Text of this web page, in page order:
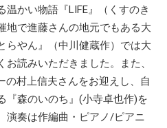
かい物語『LIFE』（くすのき
地で進藤さんの地元でもある大
らやん』（中川健蔵作）では大
読みいただきました。また、
の村上信夫さんをお迎えし、自
『森のいのち』(小寺卓也作)を
演奏は作編曲・ピアノ/ピアニ